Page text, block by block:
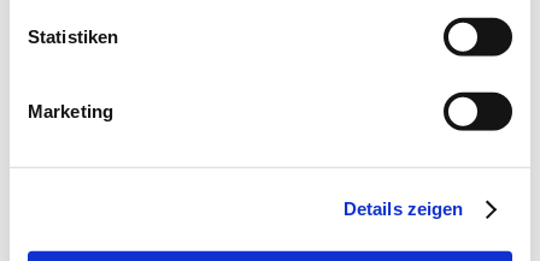
Statistiken
Marketing
Details zeigen